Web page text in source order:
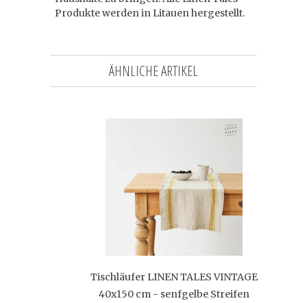
Produkte werden in Litauen hergestellt.
ÄHNLICHE ARTIKEL
Tischläufer LINEN TALES VINTAGE
40x150 cm - senfgelbe Streifen